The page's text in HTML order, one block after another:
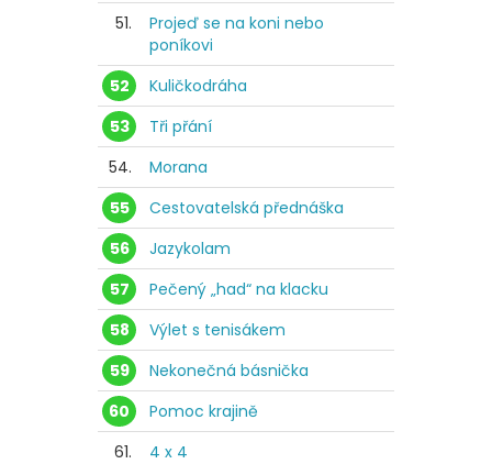
51.
Projeď se na koni nebo
poníkovi
52
Kuličkodráha
53
Tři přání
54.
Morana
55
Cestovatelská přednáška
56
Jazykolam
57
Pečený „had“ na klacku
58
Výlet s tenisákem
59
Nekonečná básnička
60
Pomoc krajině
61.
4 x 4